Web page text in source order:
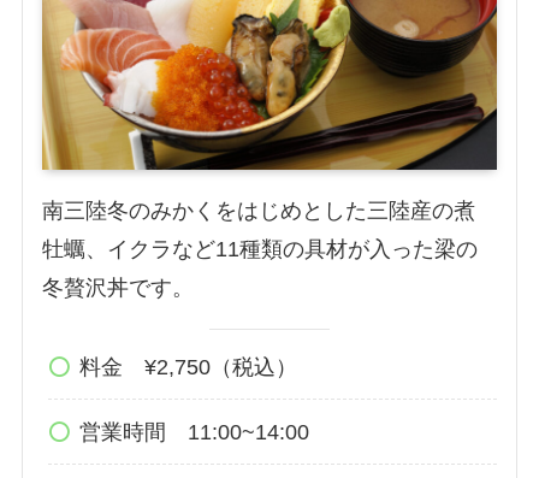
南三陸冬のみかくをはじめとした三陸産の煮
牡蠣、イクラなど11種類の具材が入った梁の
冬贅沢丼です。
料金 ¥2,750（税込）
営業時間 11:00~14:00